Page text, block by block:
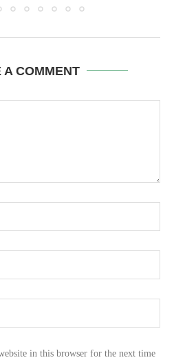
A COMMENT
in this browser for the next time